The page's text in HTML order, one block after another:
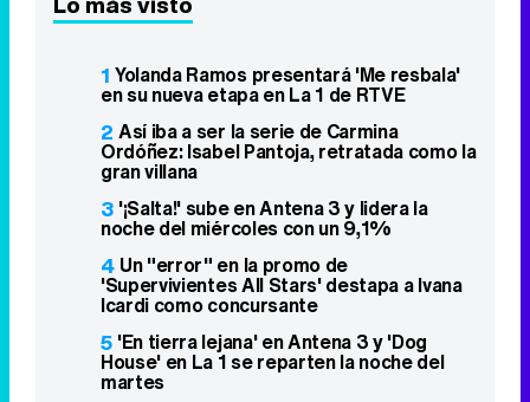
1 Yolanda Ramos presentará 'Me resbala'
en su nueva etapa en La 1 de RTVE
2 Así iba a ser la serie de Carmina
Ordóñez: Isabel Pantoja, retratada como la
gran villana
3 '¡Salta!' sube en Antena 3 y lidera la
noche del miércoles con un 9,1%
4 Un "error" en la promo de
'Supervivientes All Stars' destapa a Ivana
Icardi como concursante
5 'En tierra lejana' en Antena 3 y 'Dog
House' en La 1 se reparten la noche del
martes